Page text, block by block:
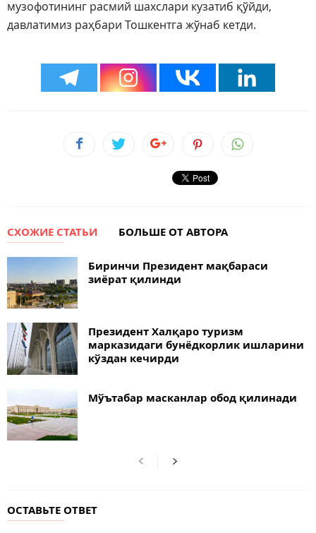
музофотининг расмий шахслари кузатиб қўйди,
давлатимиз раҳбари Тошкентга жўнаб кетди.
СХОЖИЕ СТАТЬИ БОЛЬШЕ ОТ АВТОРА
Биринчи Президент мақбараси
зиёрат қилинди
Президент Халқаро туризм
марказидаги бунёдкорлик ишларини
кўздан кечирди
Мўътабар масканлар обод қилинади
ОСТАВЬТЕ ОТВЕТ